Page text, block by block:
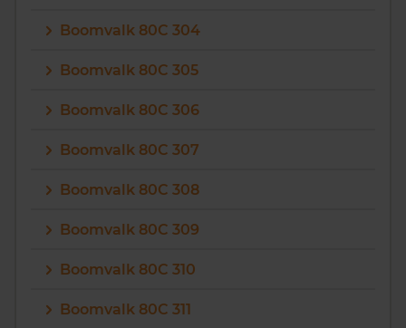
Boomvalk 80C 304
Boomvalk 80C 305
Boomvalk 80C 306
Boomvalk 80C 307
Boomvalk 80C 308
Boomvalk 80C 309
Boomvalk 80C 310
Boomvalk 80C 311